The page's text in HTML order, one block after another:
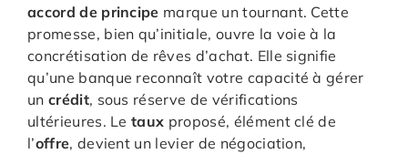
accord de principe marque un tournant. Cette
promesse, bien qu’initiale, ouvre la voie à la
concrétisation de rêves d’achat. Elle signifie
qu’une banque reconnaît votre capacité à gérer
un crédit, sous réserve de vérifications
ultérieures. Letaux proposé, élément clé de
l’offre, devient un levier de négociation,